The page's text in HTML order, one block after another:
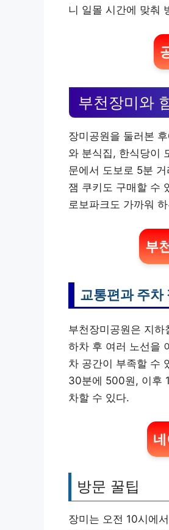
니 일몰 시간에 맞춰
부천장미와
장미공원을 둘러본
와 분식집, 한식당이
문에서 도보로 5분 거
잼 쿠키도 구매할 수
로보파크도 가까워
부
교통편과 주차
부천장미공원은 지
하차 후 여러 노선을
차 공간이 부족할 수
30분에 500원, 이후
차할 수 있다.
방문 꿀팁
장미는 오전 10시에